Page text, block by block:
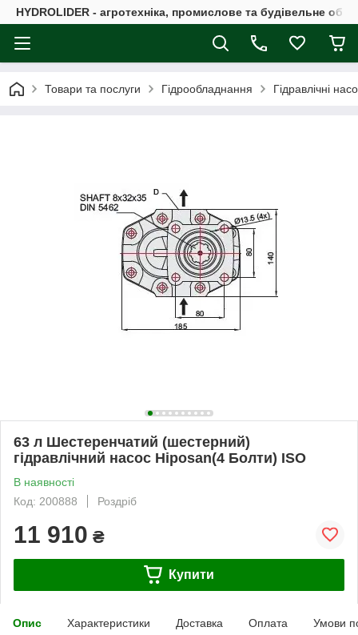
HYDROLIDER - агротехніка, промислове та будівельне
Товари та послуги Гідрообладнання Гідравлічні
63 л Шестеренчатий (шестерний)
гідравлічний насос Hiposan(4 Болти) ISO
В наявності
Код: 200888
Роздріб
11 910 ₴
Купити
Опис Характеристики Доставка Оплата Умови